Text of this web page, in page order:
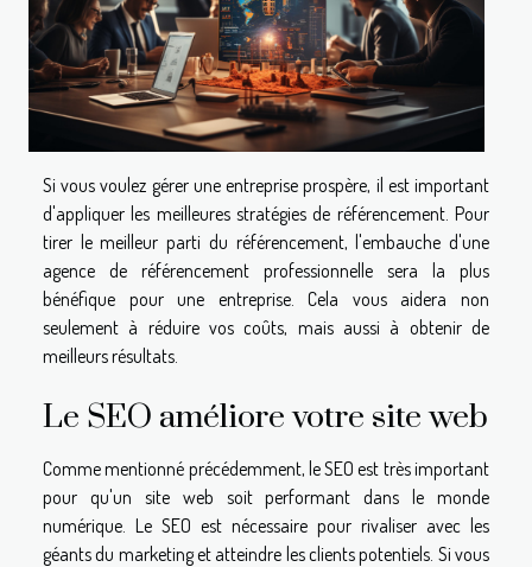
Si vous voulez gérer une entreprise prospère, il est important
d'appliquer les meilleures stratégies de référencement. Pour
tirer le meilleur parti du référencement, l'embauche d'une
agence de référencement professionnelle sera la plus
bénéfique pour une entreprise. Cela vous aidera non
seulement à réduire vos coûts, mais aussi à obtenir de
meilleurs résultats.
Le SEO améliore votre site web
Comme mentionné précédemment, le SEO est très important
pour qu'un site web soit performant dans le monde
numérique. Le SEO est nécessaire pour rivaliser avec les
géants du marketing et atteindre les clients potentiels. Si vous